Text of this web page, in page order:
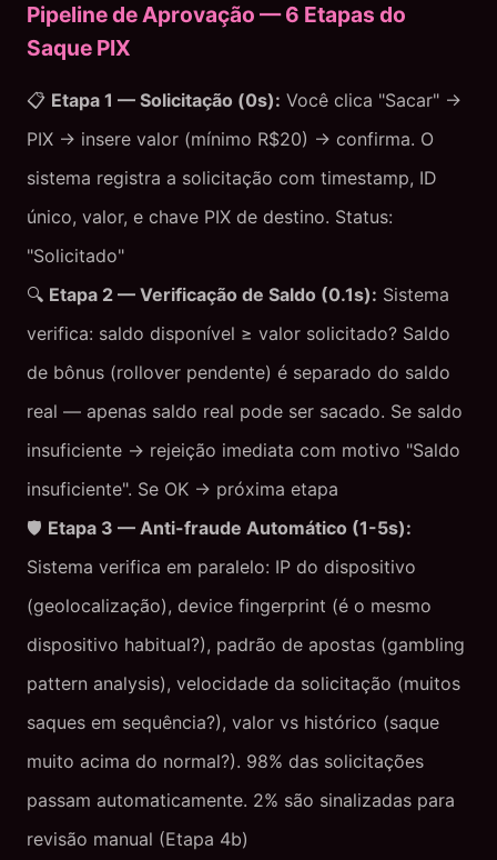
Pipeline de Aprovação — 6 Etapas do
Saque PIX
📋 Etapa 1 — Solicitação (0s): Você clica "Sacar" →
PIX → insere valor (mínimo R$20) → confirma. O
sistema registra a solicitação com timestamp, ID
único, valor, e chave PIX de destino. Status:
"Solicitado"
🔍 Etapa 2 — Verificação de Saldo (0.1s): Sistema
verifica: saldo disponível ≥ valor solicitado? Saldo
de bônus (rollover pendente) é separado do saldo
real — apenas saldo real pode ser sacado. Se saldo
insuficiente → rejeição imediata com motivo "Saldo
insuficiente". Se OK → próxima etapa
🛡️ Etapa 3 — Anti-fraude Automático (1-5s):
Sistema verifica em paralelo: IP do dispositivo
(geolocalização), device fingerprint (é o mesmo
dispositivo habitual?), padrão de apostas (gambling
pattern analysis), velocidade da solicitação (muitos
saques em sequência?), valor vs histórico (saque
muito acima do normal?). 98% das solicitações
passam automaticamente. 2% são sinalizadas para
revisão manual (Etapa 4b)